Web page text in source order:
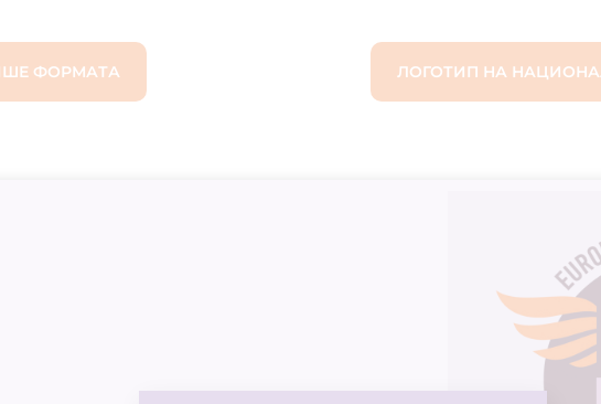
ФОРМАТА ЛОГОТИП НА